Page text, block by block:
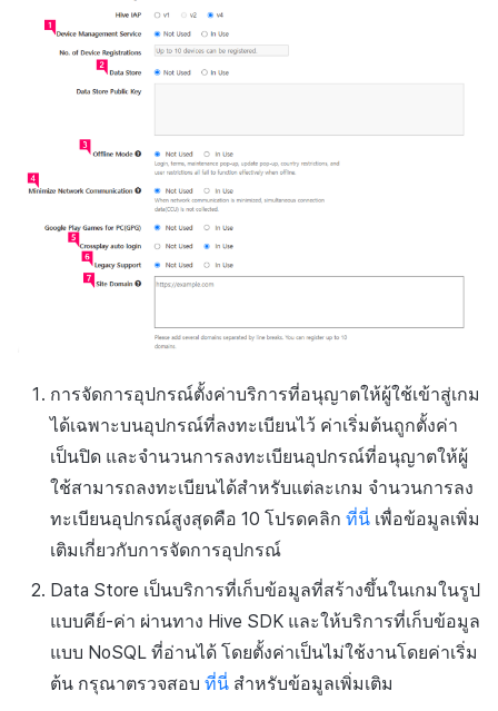
การจัดการอุปกรณ์ตั้งค่าบริการที่อนุญาตให้ผู้ใช้เข้าสู่เกม
ได้เฉพาะบนอุปกรณ์ที่ลงทะเบียนไว้ ค่าเริ่มต้นถูกตั้งค่า
เป็นปิด และจำนวนการลงทะเบียนอุปกรณ์ที่อนุญาตให้ผู้
ใช้สามารถลงทะเบียนได้สำหรับแต่ละเกม จำนวนการลง
ทะเบียนอุปกรณ์สูงสุดคือ 10 โปรดคลิก ที่นี่เพื่อข้อมูลเพิ่ม
เติมเกี่ยวกับการจัดการอุปกรณ์
Data Store เป็นบริการที่เก็บข้อมูลที่สร้างขึ้นในเกมในรูป
แบบคีย์-ค่า ผ่านทาง Hive SDK และให้บริการที่เก็บข้อมูล
แบบ NoSQL ที่อ่านได้ โดยตั้งค่าเป็นไม่ใช้งานโดยค่าเริ่ม
ต้น กรุณาตรวจสอบ ที่นี่สำหรับข้อมูลเพิ่มเติม